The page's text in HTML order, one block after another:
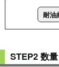
STEP2 数